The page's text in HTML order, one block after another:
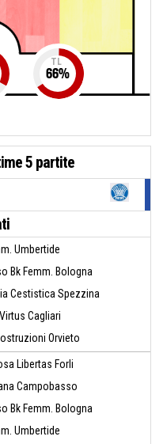
TL
66%
5 partite
Umbertide
Bk Femm. Bologna
Cestistica Spezzina
Cagliari
Orvieto
Libertas Forli
Campobasso
Bk Femm. Bologna
Umbertide